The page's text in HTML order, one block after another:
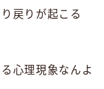
戻りが起こる
心理現象なんよ